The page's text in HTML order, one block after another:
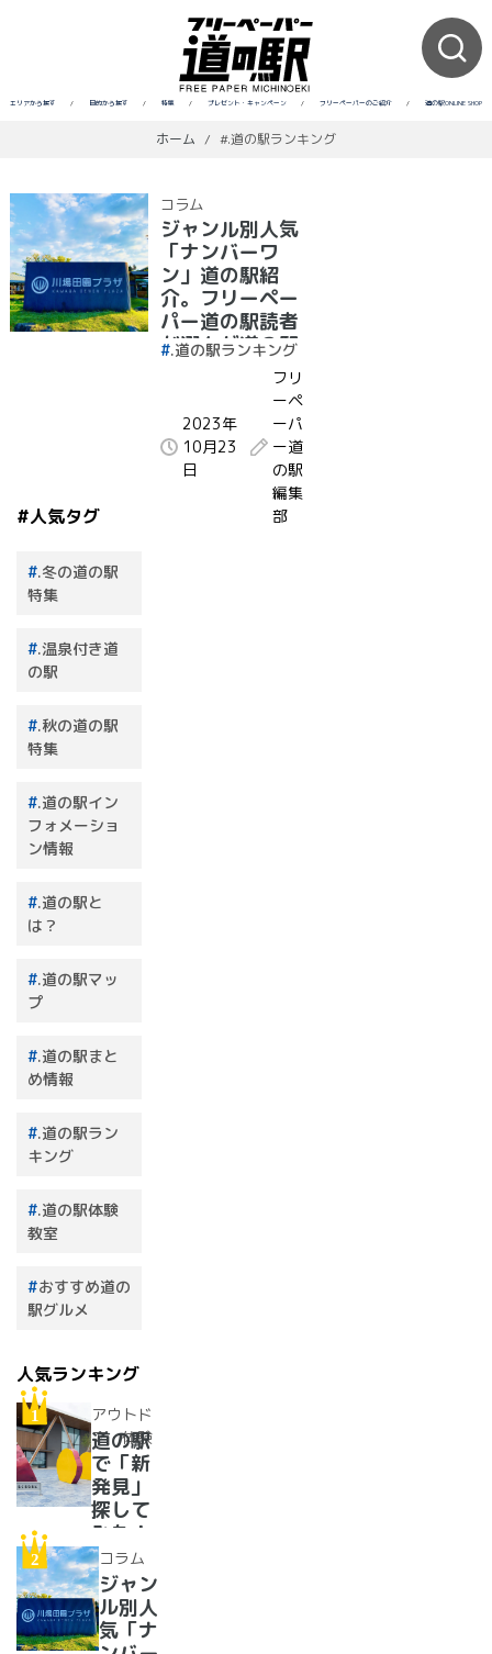
エリアから探す / 目的から探す / 特集 / プレゼント・キャンペーン / フリーペーパーのご紹介 / 道の駅ONLINE SHOP
ホーム / #.道の駅ランキング
コラム
ジャンル別人気
「ナンバーワ
ン」道の駅紹
介。フリーペー
パー道の駅読者
が選んだ道の駅
ランキング【最
.道の駅ランキング
2023年
10月23
日
フリ
ーペ
ーパ
ー道
の駅
編集
部
#人気タグ
.冬の道の駅
特集
.温泉付き道
の駅
.秋の道の駅
特集
.道の駅イン
フォメーショ
ン情報
.道の駅と
は？
.道の駅マッ
プ
.道の駅まと
め情報
.道の駅ラン
キング
.道の駅体験
教室
おすすめ道の
駅グルメ
人気ランキング
アウトド
ア・体験
道の駅
で「新
発見」
探して
みた！
イベン
トに巨
大グル
メ、ご
当地ス
コラム
ジャン
ル別人
気「ナ